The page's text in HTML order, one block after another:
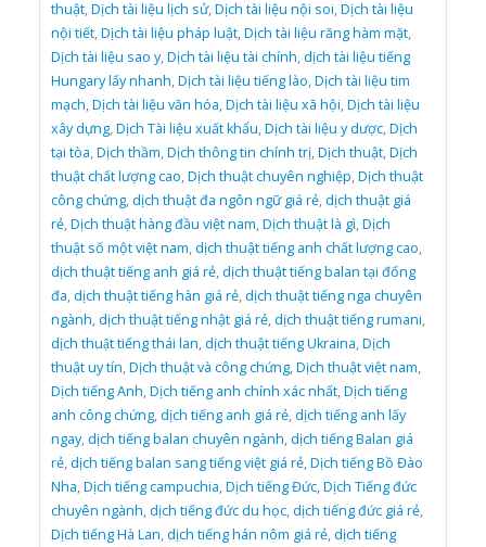
thuật,Dịch tài liệu lịch sử,Dịch tài liệu nội soi,Dịch tài liệu
nội tiết,Dịch tài liệu pháp luật,Dịch tài liệu răng hàm mặt,
Dịch tài liệu sao y,Dịch tài liệu tài chính,dịch tài liệu tiếng
Hungary lấy nhanh,Dịch tài liệu tiếng lào,Dịch tài liệu tim
mạch,Dịch tài liệu văn hóa,Dịch tài liệu xã hội,Dịch tài liệu
xây dựng,Dịch Tài liệu xuất khẩu,Dịch tài liệu y dược,Dịch
tại tòa,Dịch thầm,Dịch thông tin chính trị,Dịch thuật,Dịch
thuật chất lượng cao,Dịch thuật chuyên nghiệp,Dịch thuật
công chứng,dịch thuật đa ngôn ngữ giá rẻ,dịch thuật giá
rẻ,Dịch thuật hàng đầu việt nam,Dịch thuật là gì,Dịch
thuật số một việt nam,dịch thuật tiếng anh chất lượng cao,
dịch thuật tiếng anh giá rẻ,dịch thuật tiếng balan tại đống
đa,dịch thuật tiếng hàn giá rẻ,dịch thuật tiếng nga chuyên
ngành,dịch thuật tiếng nhật giá rẻ,dịch thuật tiếng rumani,
dịch thuật tiếng thái lan,dịch thuật tiếng Ukraina,Dịch
thuật uy tín,Dịch thuật và công chứng,Dịch thuật việt nam,
Dịch tiếng Anh,Dịch tiếng anh chính xác nhất,Dịch tiếng
anh công chứng,dịch tiếng anh giá rẻ,dịch tiếng anh lấy
ngay,dịch tiếng balan chuyên ngành,dịch tiếng Balan giá
rẻ,dịch tiếng balan sang tiếng việt giá rẻ,Dịch tiếng Bồ Đào
Nha,Dịch tiếng campuchia,Dịch tiếng Đức,Dịch Tiếng đức
chuyên ngành,dịch tiếng đức du học,dịch tiếng đức giá rẻ,
Dịch tiếng Hà Lan,dịch tiếng hán nôm giá rẻ,dịch tiếng